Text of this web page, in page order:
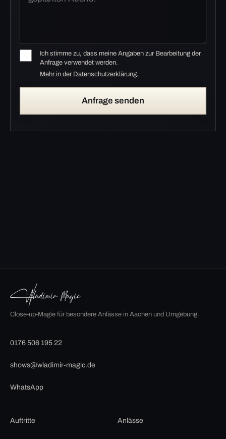
Ich stimme zu, dass meine Angaben zur Bearbeitung der
Anfrage verwendet werden.
Mehr in der Datenschutzerklärung.
Anfrage senden
Close-up-Magie für besondere Anlässe in Aachen und Umgebung.
0176 506 195 22
shows@wladimir-magic.de
WhatsApp
Auftritte Anlässe